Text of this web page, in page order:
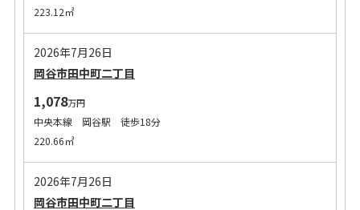
223.12㎡
2026年7月26日
岡谷市田中町二丁目
1,078万円
中央本線 岡谷駅 徒歩18分
220.66㎡
2026年7月26日
岡谷市田中町二丁目